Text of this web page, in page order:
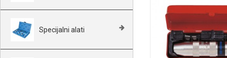
Specijalni alati